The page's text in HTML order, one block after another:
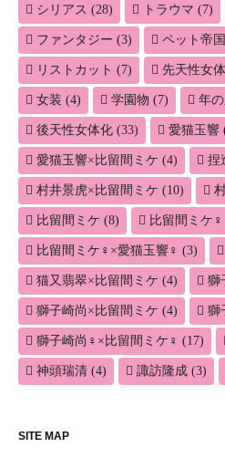
シリアス (28) トラウマ (7)
ファンタジー (3) ペット帝国
リストカット (7) 先天性女
女装 (4) 学園物 (7) 年
後天性女体化 (33) 愛猫玉響
愛猫玉響×比留間ミケ (4) 捏
村井景虎×比留間ミケ (10)
比留間ミケ (8) 比留間ミケ♀
比留間ミケ♀×愛猫玉響♀ (3)
猫又翡翠×比留間ミケ (4) 獅
獅子崎尚×比留間ミケ (4) 獅
獅子崎尚♀×比留間ミケ♀ (17)
神頭瑞清 (4) 諏訪隆成 (3)
SITE MAP